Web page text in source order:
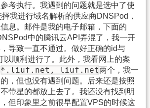
考执行。我遇到的问题就是选中了使
我进行域名解析的供应商DNSPod，
息。邮件是我的电子邮箱，下面的
中的腾讯云API弄混了，我一开
导致一直不通过。做好正确的id与
以顺利进行了。此外，我看网上的案
*.liuf.net, liuf.net两个，我一
，但也没有遇到问题。后来还是按照
带星的都放上去了。我还没有找到明
但印象里之前很早配置VPS的时候这